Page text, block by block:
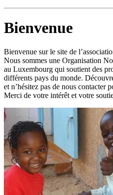
Bienvenue
Bienvenue sur le site de
Nous sommes une Organisation
au Luxembourg qui soutient des
différents pays du monde.
et n’hésitez pas de nous contacter
Merci de votre intérêt et votre